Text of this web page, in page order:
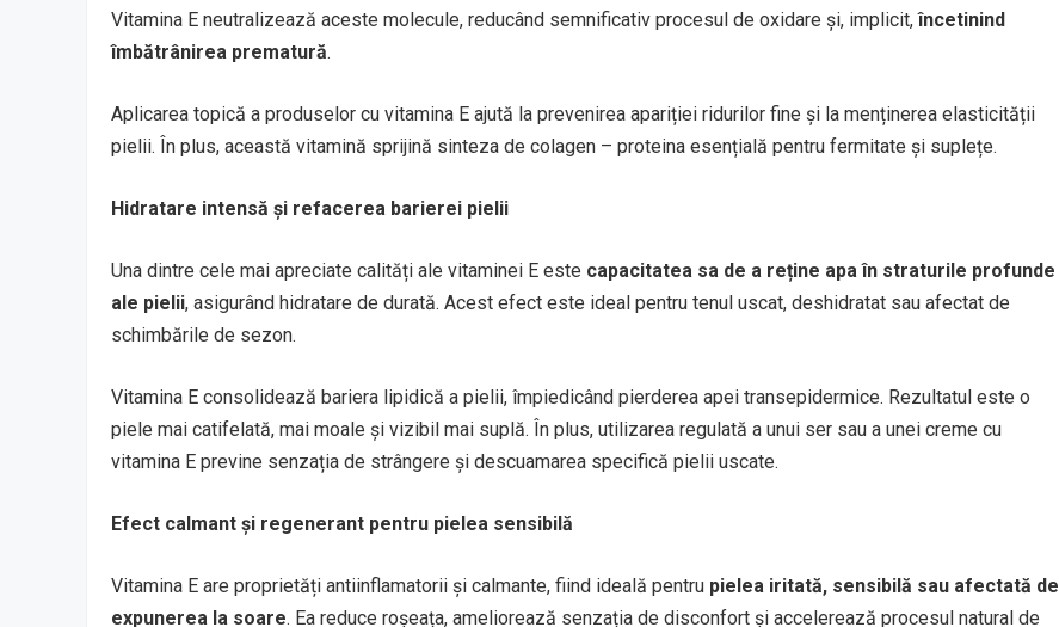
Vitamina E neutralizează aceste molecule, reducând semnificativ procesul de oxidare și, implicit,încetinind
îmbătrânirea prematură.
Aplicarea topică a produselor cu vitamina E ajută la prevenirea apariției ridurilor fine și la menținerea elasticității
pielii. În plus, această vitamină sprijină sinteza de colagen – proteina esențială pentru fermitate și suplețe.
Hidratare intensă și refacerea barierei pielii
Una dintre cele mai apreciate calități ale vitaminei E este capacitatea sa de a reține apa în straturile profunde
ale pielii, asigurând hidratare de durată. Acest efect este ideal pentru tenul uscat, deshidratat sau afectat de
schimbările de sezon.
Vitamina E consolidează bariera lipidică a pielii, împiedicând pierderea apei transepidermice. Rezultatul este o
piele mai catifelată, mai moale și vizibil mai suplă. În plus, utilizarea regulată a unui ser sau a unei creme cu
vitamina E previne senzația de strângere și descuamarea specifică pielii uscate.
Efect calmant și regenerant pentru pielea sensibilă
Vitamina E are proprietăți antiinflamatorii și calmante, fiind ideală pentru pielea iritată, sensibilă sau afectată de
expunerea la soare. Ea reduce roșeața, ameliorează senzația de disconfort și accelerează procesul natural de